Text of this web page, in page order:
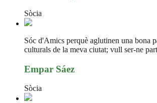
Sòcia
Sóc d'Amics perquè aglutinen una bona
culturals de la meva ciutat; vull ser-ne
Empar Sáez
Sòcia